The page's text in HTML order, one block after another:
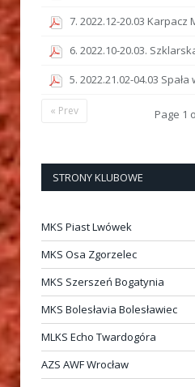
7. 2022.12-20.03 Karpacz
6. 2022.10-20.03.
5. 2022.21.02-04.03 Spała
Page 1
« Prev
STRONY KLUBOWE
MKS Piast Lwówek
MKS Osa Zgorzelec
MKS Szerszeń Bogatynia
MKS Bolesłavia Bolesławiec
MLKS Echo Twardogóra
AZS AWF Wrocław